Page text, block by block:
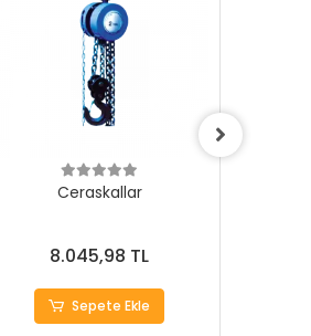
Ceraskallar
8.045,98 TL
Sepete Ekle